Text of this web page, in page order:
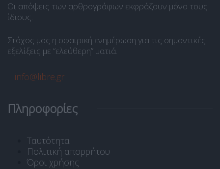
Οι απόψεις των αρθρογράφων εκφράζουν μόνο τους
ίδιους.
Στόχος μας η σφαιρική ενημέρωση για τις σημαντικές
εξελίξεις με “ελεύθερη” ματιά.
info@libre.gr
Πληροφορίες
Ταυτότητα
Πολιτική απορρήτου
Όροι χρήσης